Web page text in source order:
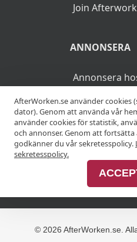
Join
ANNONSERA
Annonsera
Advertise
MER
Alla
© 2026 AfterWorken.se.
AfterWorken.se använder cookies
dator). Genom att använda vår
använder cookies för statistik,
och annonser. Genom att
godkänner du vår sekretesspolicy.
sekretesspolicy.